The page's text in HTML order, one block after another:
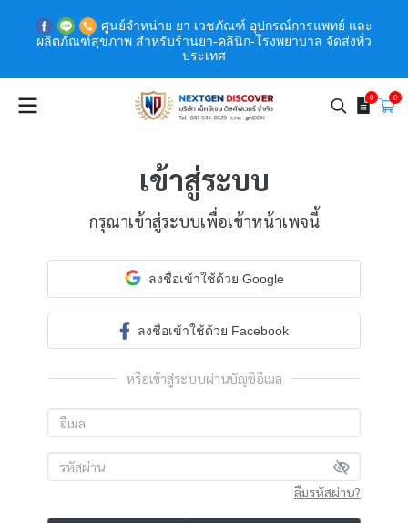
ศูนย์จำหน่าย ยา เวชภัณฑ์ อุปกรณ์การแพทย์ และ
ผลิตภัณฑ์สุขภาพ สำหรับร้านยา-คลินิก-โรงพยาบาล จัดส่งทั่ว
ประเทศ
0 0
เข้าสู่ระบบ
กรุณาเข้าสู่ระบบเพื่อเข้าหน้าเพจนี้
ลงชื่อเข้าใช้ด้วย Google
ลงชื่อเข้าใช้ด้วย Facebook
หรือเข้าสู่ระบบผ่านบัญชีอีเมล
ลืมรหัสผ่าน?